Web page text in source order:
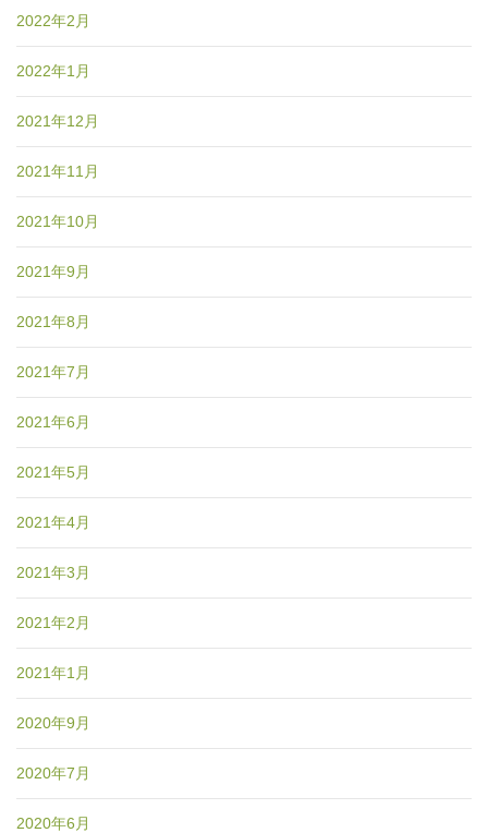
2022年2月
2022年1月
2021年12月
2021年11月
2021年10月
2021年9月
2021年8月
2021年7月
2021年6月
2021年5月
2021年4月
2021年3月
2021年2月
2021年1月
2020年9月
2020年7月
2020年6月